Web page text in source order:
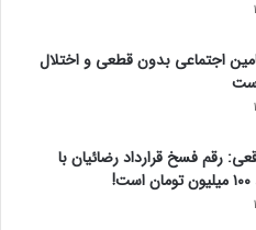
اجتماعی بدون قطعی و اختلال
رقم فسخ قرارداد رضائیان با